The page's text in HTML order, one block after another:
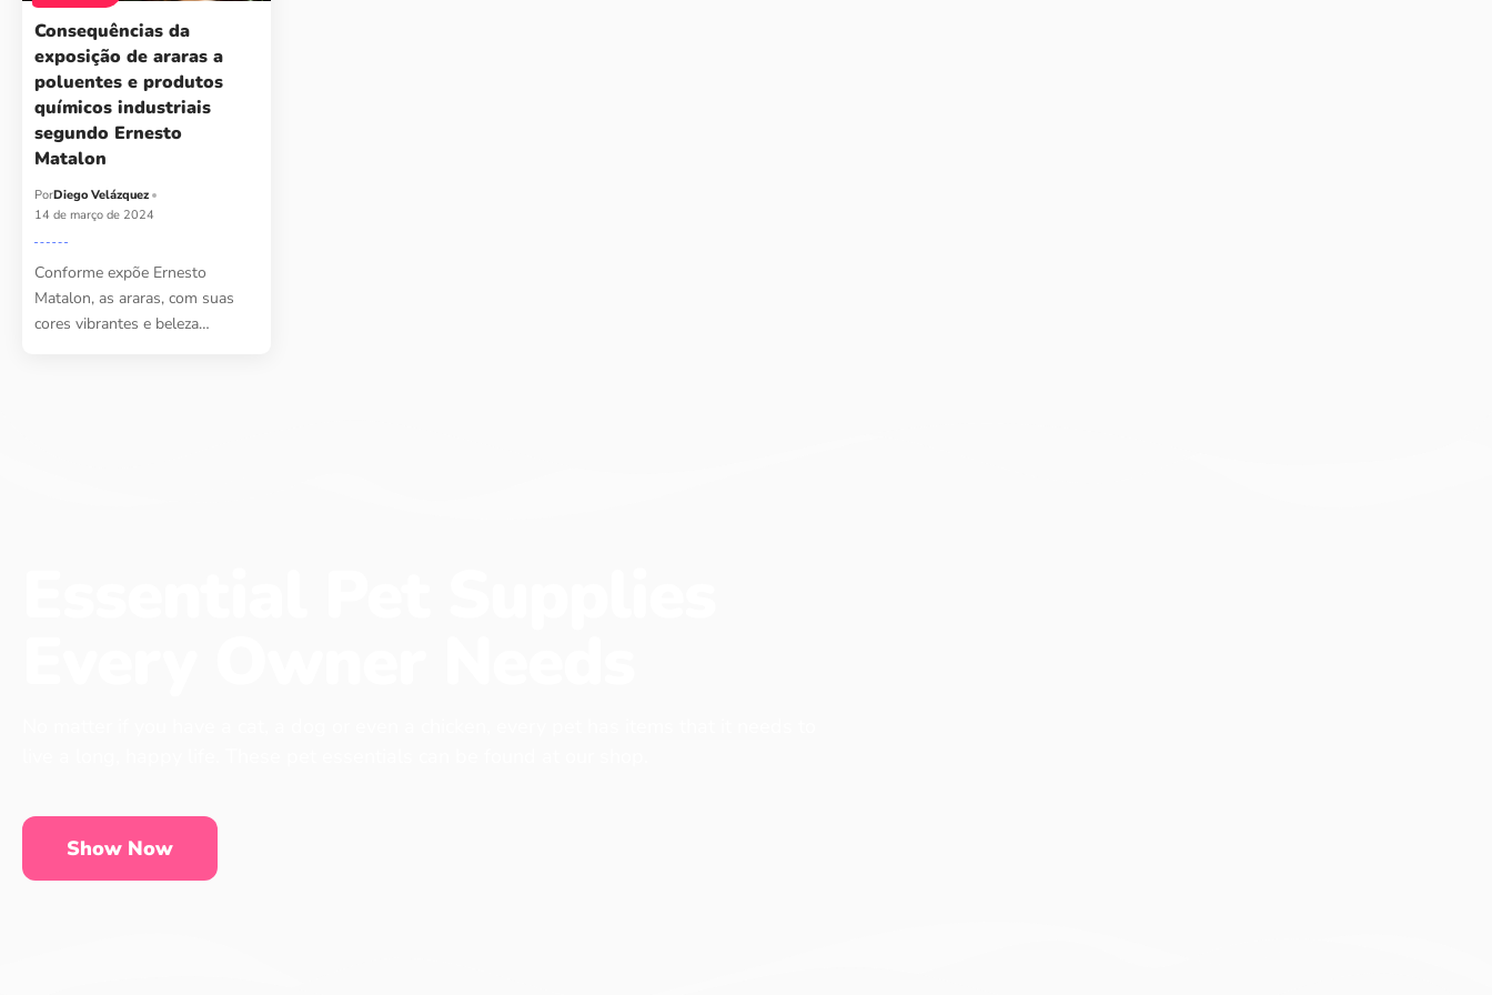
Consequências da
exposição de araras a
poluentes e produtos
químicos industriais
segundo Ernesto
Matalon
PorDiego Velázquez
14 de março de 2024
Conforme expõe Ernesto
Matalon, as araras, com suas
cores vibrantes e beleza…
Show Now